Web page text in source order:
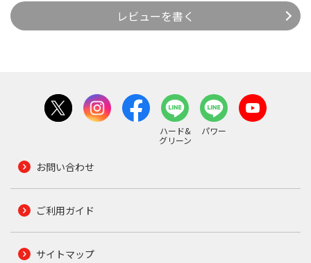
レビューを書く
ハード&
グリーン
パワー
お問い合わせ
ご利用ガイド
サイトマップ